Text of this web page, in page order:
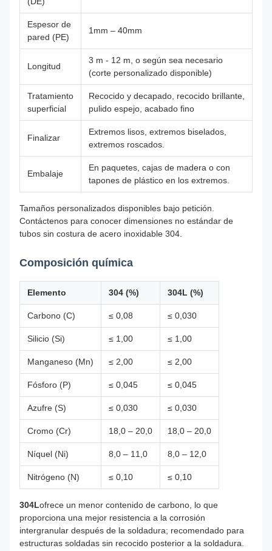
Espesor de
pared (PE)
1mm – 40mm
Longitud
3 m - 12 m, o según sea necesario
(corte personalizado disponible)
Tratamiento
superficial
Recocido y decapado, recocido brillante,
pulido espejo, acabado fino
Finalizar
Extremos lisos, extremos biselados,
extremos roscados.
Embalaje
En paquetes, cajas de madera o con
tapones de plástico en los extremos.
Tamaños personalizados disponibles bajo petición.
Contáctenos para conocer dimensiones no estándar de
tubos sin costura de acero inoxidable 304.
Composición química
Elemento 304 (%) 304L (%)
Carbono (C) ≤ 0,08 ≤ 0,030
Silicio (Si) ≤ 1,00 ≤ 1,00
Manganeso (Mn) ≤ 2,00 ≤ 2,00
Fósforo (P) ≤ 0,045 ≤ 0,045
Azufre (S) ≤ 0,030 ≤ 0,030
Cromo (Cr) 18,0 – 20,0 18,0 – 20,0
Níquel (Ni) 8,0 – 11,0 8,0 – 12,0
Nitrógeno (N) ≤ 0,10 ≤ 0,10
304Lofrece un menor contenido de carbono, lo que
proporciona una mejor resistencia a la corrosión
intergranular después de la soldadura; recomendado para
estructuras soldadas sin recocido posterior a la soldadura.